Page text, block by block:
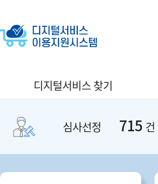
디지털서비스 찾기
심사선정 715 건